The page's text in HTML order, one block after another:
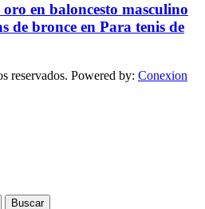
en baloncesto masculino
de bronce en Para tenis de
reservados. Powered by: Conexion